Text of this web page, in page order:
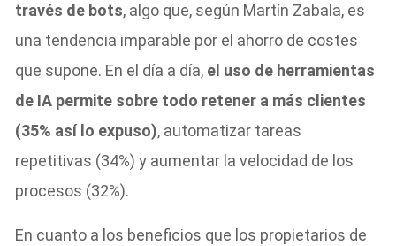
través de bots, algo que, según Martín Zabala, es
una tendencia imparable por el ahorro de costes
que supone. En el día a día, el uso de herramientas
de IA permite sobre todo retener a más clientes
(35% así lo expuso), automatizar tareas
repetitivas (34%) y aumentar la velocidad de los
procesos (32%).
En cuanto a los beneficios que los propietarios de